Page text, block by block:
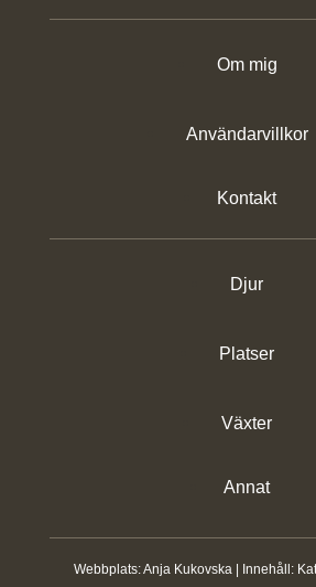
Djur
Platser
Växter
Annat
Om mig
Användarvillkor
Kontakt
Webbplats:Anja Kukovska | Innehåll: